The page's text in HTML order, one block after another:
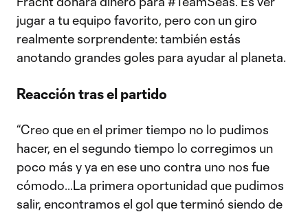
jugar a tu equipo favorito, pero con un giro
realmente sorprendente: también estás
anotando grandes goles para ayudar al planeta.
Reacción tras el partido
“Creo que en el primer tiempo no lo pudimos
hacer, en el segundo tiempo lo corregimos un
poco más y ya en ese uno contra uno nos fue
cómodo...La primera oportunidad que pudimos
salir, encontramos el gol que terminó siendo de